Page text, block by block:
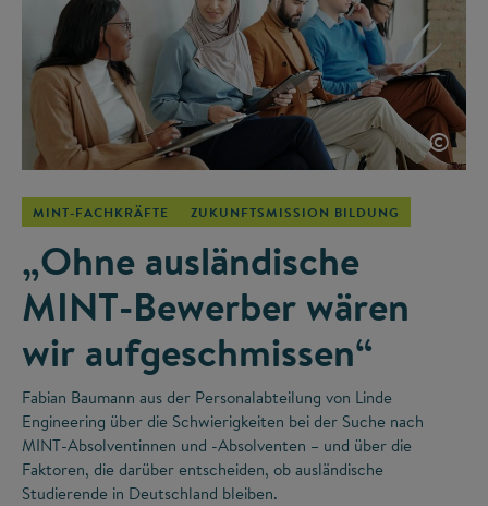
©
MINT-FACHKRÄFTE ZUKUNFTSMISSION BILDUNG
„Ohne ausländische
MINT-Bewerber wären
wir aufgeschmissen“
Fabian Baumann aus der Personalabteilung von Linde
Engineering über die Schwierigkeiten bei der Suche nach
MINT-Absolventinnen und -Absolventen – und über die
Faktoren, die darüber entscheiden, ob ausländische
Studierende in Deutschland bleiben.